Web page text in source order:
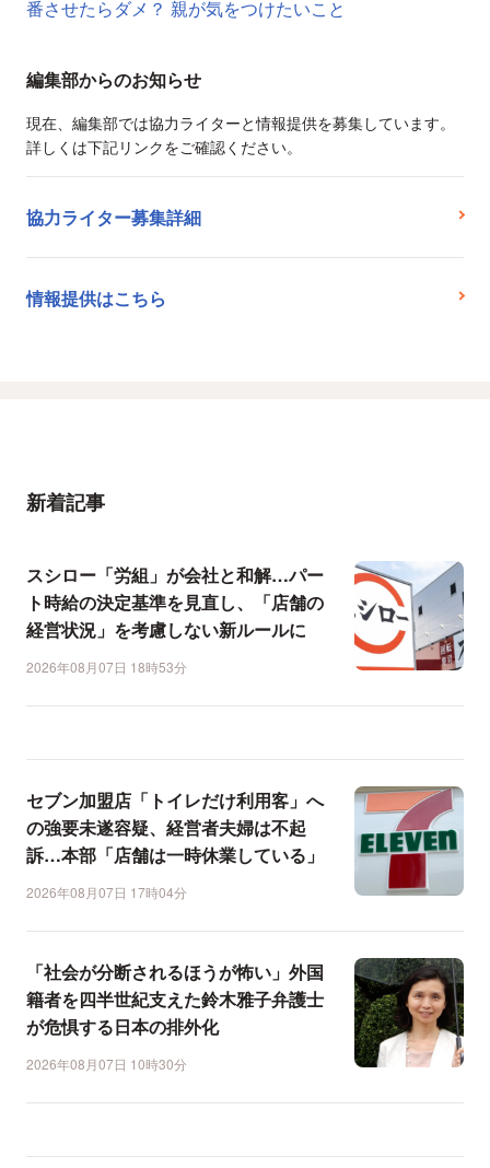
番させたらダメ？ 親が気をつけたいこと
編集部からのお知らせ
現在、編集部では協力ライターと情報提供を募集しています。
詳しくは下記リンクをご確認ください。
協力ライター募集詳細
情報提供はこちら
新着記事
スシロー「労組」が会社と和解…パー
ト時給の決定基準を見直し、「店舗の
経営状況」を考慮しない新ルールに
2026年08月07日 18時53分
セブン加盟店「トイレだけ利用客」へ
の強要未遂容疑、経営者夫婦は不起
訴…本部「店舗は一時休業している」
2026年08月07日 17時04分
「社会が分断されるほうが怖い」外国
籍者を四半世紀支えた鈴木雅子弁護士
が危惧する日本の排外化
2026年08月07日 10時30分